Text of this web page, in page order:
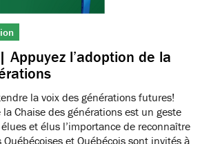
l’adoption de la
la voix des générations futures!
Chaise des générations est un geste
et élus l’importance de reconnaître
et Québécois sont invités à